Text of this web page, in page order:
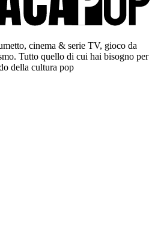
cinema & serie TV, gioco da
Tutto quello di cui hai bisogno per
della cultura pop